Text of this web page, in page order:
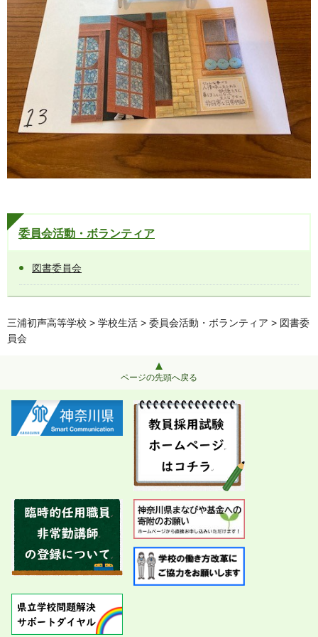
委員会活動・ボランティア
図書委員会
三浦初声高等学校 > 学校生活 > 委員会活動・ボランティア > 図書委
員会
ページの先頭へ戻る